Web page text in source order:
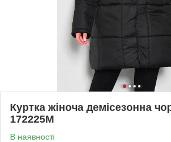
Куртка жіноча демісезонна
172225M
В наявності